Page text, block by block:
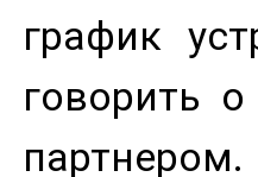
график
говорить
партнером.